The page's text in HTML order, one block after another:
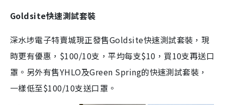
Goldsite快速測試套裝
深水埗電子特賣城現正發售Goldsite快速測試套裝，現
時更有優惠，$100/10支，平均每支$10，買10支再送口
罩。另外有售YHLO及Green Spring的快速測試套裝，
一樣低至$100/10支送口罩。